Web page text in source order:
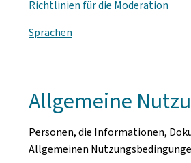
Richtlinien für die Moderation
Sprachen
Allgemeine
Personen, die Informationen,
Allgemeinen